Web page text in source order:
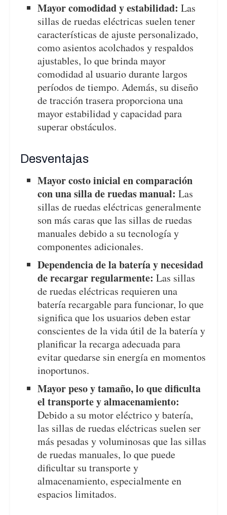
Mayor comodidad y estabilidad: Las
sillas de ruedas eléctricas suelen tener
características de ajuste personalizado,
como asientos acolchados y respaldos
ajustables, lo que brinda mayor
comodidad al usuario durante largos
períodos de tiempo. Además, su diseño
de tracción trasera proporciona una
mayor estabilidad y capacidad para
superar obstáculos.
Desventajas
Mayor costo inicial en comparación
con una silla de ruedas manual: Las
sillas de ruedas eléctricas generalmente
son más caras que las sillas de ruedas
manuales debido a su tecnología y
componentes adicionales.
Dependencia de la batería y necesidad
de recargar regularmente: Las sillas
de ruedas eléctricas requieren una
batería recargable para funcionar, lo que
significa que los usuarios deben estar
conscientes de la vida útil de la batería y
planificar la recarga adecuada para
evitar quedarse sin energía en momentos
inoportunos.
Mayor peso y tamaño, lo que dificulta
el transporte y almacenamiento:
Debido a su motor eléctrico y batería,
las sillas de ruedas eléctricas suelen ser
más pesadas y voluminosas que las sillas
de ruedas manuales, lo que puede
dificultar su transporte y
almacenamiento, especialmente en
espacios limitados.